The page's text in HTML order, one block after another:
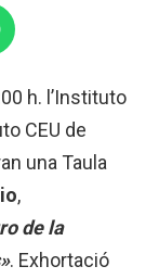
h. l’Instituto
CEU de
una Taula
,
de la
. Exhortació